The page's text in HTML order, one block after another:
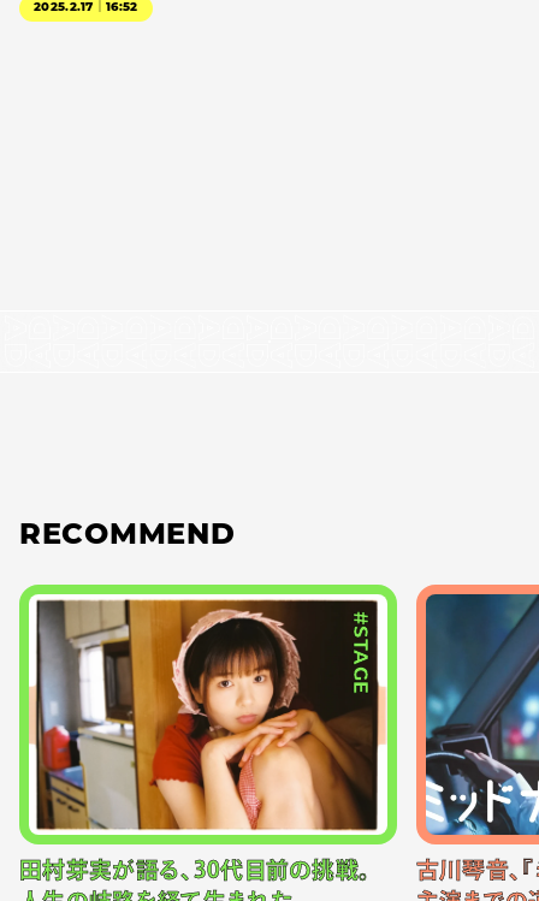
2025.2.17｜16:52
RECOMMEND
#STAGE
田村芽実が語る、30代目前の挑戦。
古川琴音、